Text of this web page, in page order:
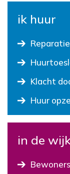
ik huur
Klacht
Huur
in de
Bewoners